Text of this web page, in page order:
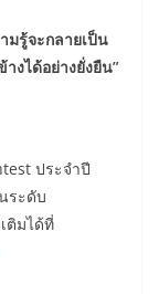
มรู้จะกลายเป็น
งได้อย่างยั่งยืน”
ประจำปี
ระดับ
ติมได้ที่